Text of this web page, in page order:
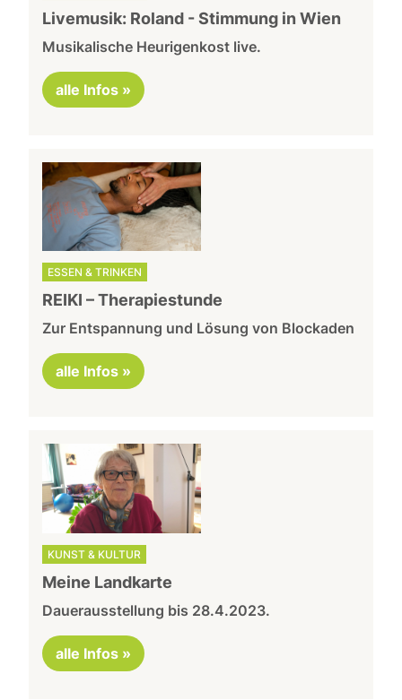
Livemusik: Roland - Stimmung in Wien
Musikalische Heurigenkost live.
alle Infos »
ESSEN & TRINKEN
REIKI – Therapiestunde
Zur Entspannung und Lösung von Blockaden
alle Infos »
KUNST & KULTUR
Meine Landkarte
Dauerausstellung bis 28.4.2023.
alle Infos »